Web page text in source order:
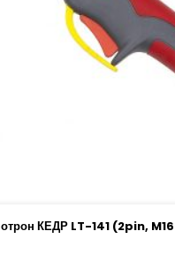
КЕДР LT-141 (2pin,